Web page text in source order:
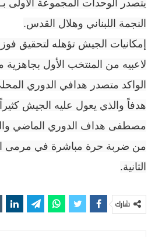
النجمة اللبناني وهلال القدس.
إمكانيات الجيش تؤهله لتحقيق
لاعبيه من المنتخب الأول بجاهزية
هدفاً والذي يعول عليه الجيش
مصطفى هداف الدوري الماضي
من ضربة حرة مباشرة في مرمى
الثانية.
شارك